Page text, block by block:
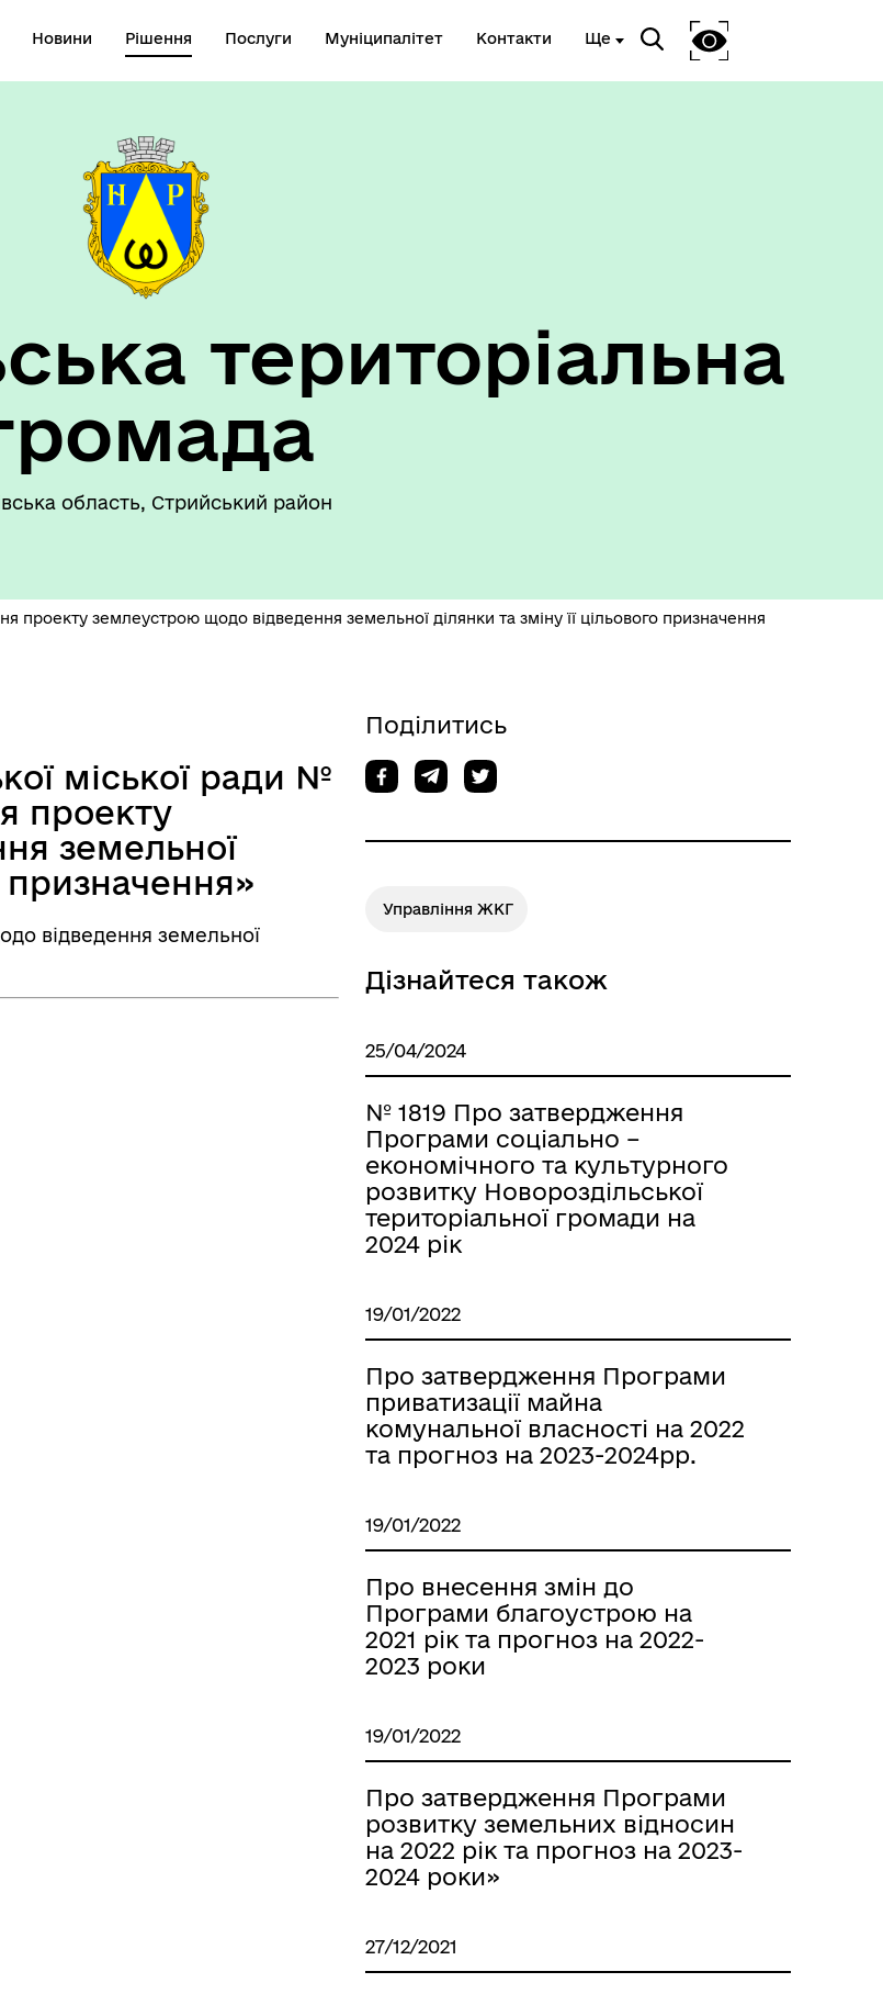
Новини Рішення Послуги Муніципалітет Контакти Ще
ГРОМАДИ
Діяльність
"Воєнний ( Надзвичайний)
територіальна
область, Стрийський район
проекту землеустрою щодо відведення земельної ділянки та зміну її цільового призначення
міської ради №
проекту
земельної
призначення»
відведення земельної
Поділитись
Управління ЖКГ
Дізнайтеся також
25/04/2024
№ 1819 Про затвердження
Програми соціально –
економічного та культурного
розвитку Новороздільської
територіальної громади на
2024 рік
19/01/2022
Про затвердження Програми
приватизації майна
комунальної власності на 2022
та прогноз на 2023-2024рр.
19/01/2022
Про внесення змін до
Програми благоустрою на
2021 рік та прогноз на 2022-
2023 роки
19/01/2022
Про затвердження Програми
розвитку земельних відносин
на 2022 рік та прогноз на 2023-
2024 роки»
27/12/2021